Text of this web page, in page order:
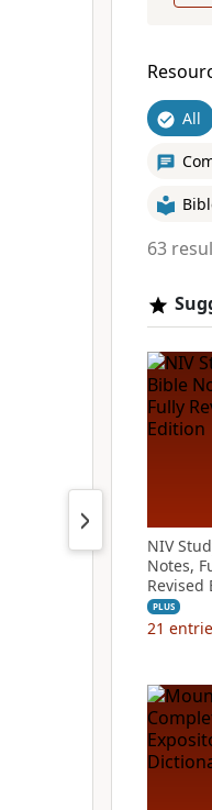
All
63
NIV
Notes,
Revised
PLUS
21